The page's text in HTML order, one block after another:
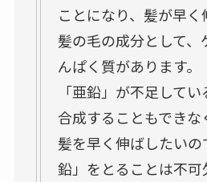
ことになり、髪が早く
髪の毛の成分として、
んぱく質があります。
「亜鉛」が不足して
合成することもできな
髪を早く伸ばしたい
鉛」をとることは不